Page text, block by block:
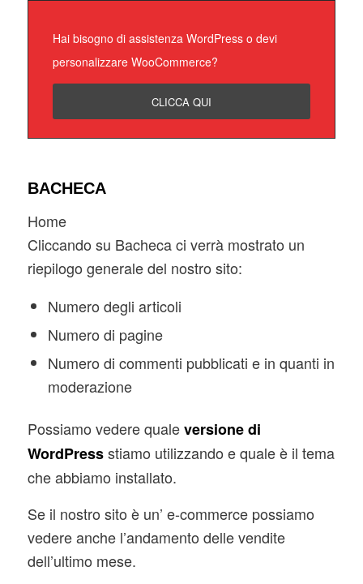
Hai bisogno di assistenza WordPress o devi
personalizzare WooCommerce?
CLICCA QUI
BACHECA
Home
Cliccando su Bacheca ci verrà mostrato un
riepilogo generale del nostro sito:
Numero degli articoli
Numero di pagine
Numero di commenti pubblicati e in quanti in
moderazione
Possiamo vedere qualeversione di
WordPressstiamo utilizzando e quale è il tema
che abbiamo installato.
Se il nostro sito è un’ e-commerce possiamo
vedere anche l’andamento delle vendite
dell’ultimo mese.